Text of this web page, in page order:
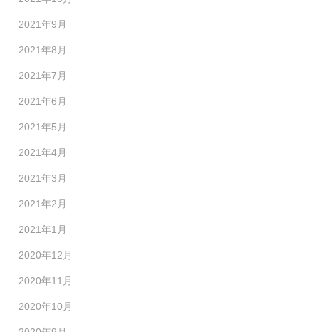
2021年9月
2021年8月
2021年7月
2021年6月
2021年5月
2021年4月
2021年3月
2021年2月
2021年1月
2020年12月
2020年11月
2020年10月